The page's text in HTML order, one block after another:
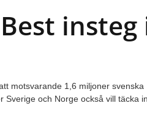
insteg
motsvarande 1,6 miljoner svenska
Sverige och Norge också vill täcka in